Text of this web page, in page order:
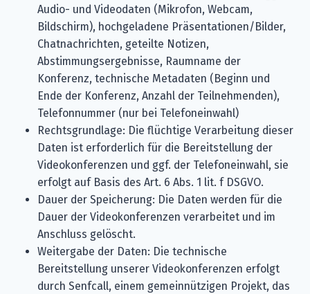
Audio- und Videodaten (Mikrofon, Webcam,
Bildschirm), hochgeladene Präsentationen/Bilder,
Chatnachrichten, geteilte Notizen,
Abstimmungsergebnisse, Raumname der
Konferenz, technische Metadaten (Beginn und
Ende der Konferenz, Anzahl der Teilnehmenden),
Telefonnummer (nur bei Telefoneinwahl)
Rechtsgrundlage: Die flüchtige Verarbeitung dieser
Daten ist erforderlich für die Bereitstellung der
Videokonferenzen und ggf. der Telefoneinwahl, sie
erfolgt auf Basis des Art. 6 Abs. 1 lit. f DSGVO.
Dauer der Speicherung: Die Daten werden für die
Dauer der Videokonferenzen verarbeitet und im
Anschluss gelöscht.
Weitergabe der Daten: Die technische
Bereitstellung unserer Videokonferenzen erfolgt
durch Senfcall, einem gemeinnützigen Projekt, das